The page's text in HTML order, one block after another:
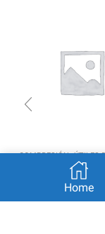
COMPRESIÓN,ÚTILES
Kit de pintura
Home